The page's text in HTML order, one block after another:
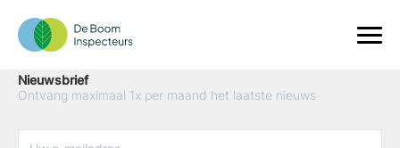
Nieuwsbrief
Ontvang maximaal 1x per maand het laatste nieuws